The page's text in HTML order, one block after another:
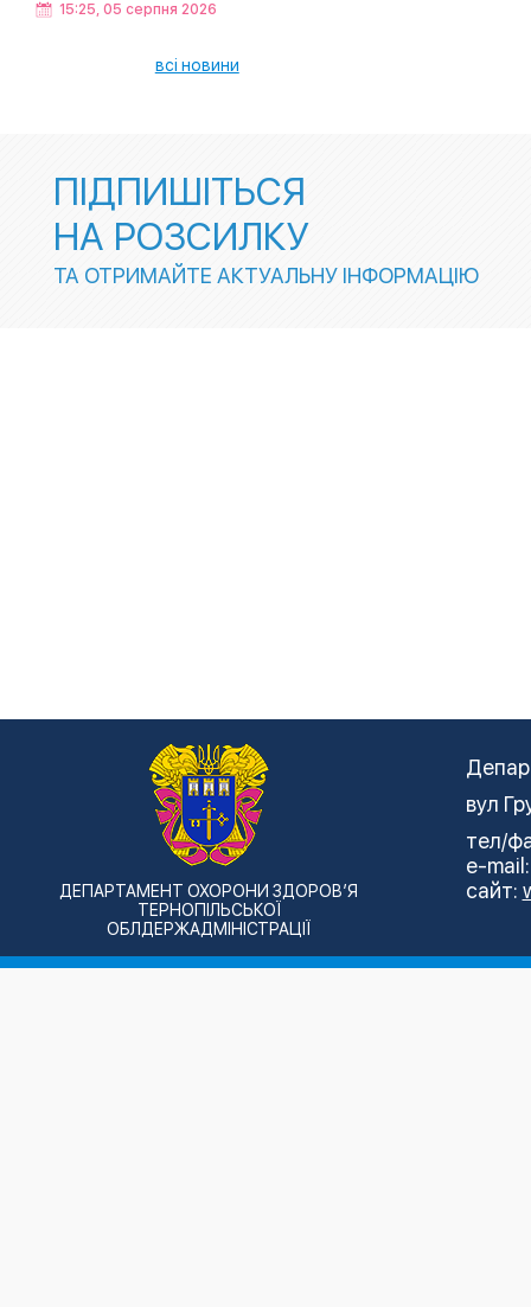
15:25, 05 серпня 2026
всі новини
ПІДПИШІТЬСЯ
НА РОЗСИЛКУ
ТА ОТРИМАЙТЕ АКТУАЛЬНУ ІНФОРМАЦІЮ
ДЕПАРТАМЕНТ ОХОРОНИ ЗДОРОВ’Я
ТЕРНОПІЛЬСЬКОЇ
ОБЛДЕРЖАДМІНІСТРАЦІЇ
вул
тел/
e-
сайт: